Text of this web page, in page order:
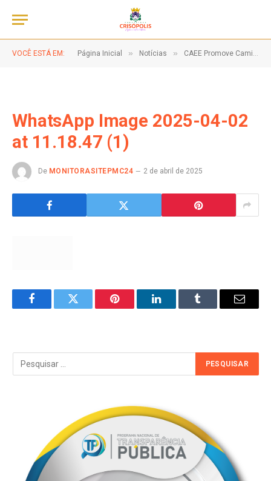
VOCÊ ESTÁ EM: Página Inicial » Notícias » CAEE Promove Caminhada com Alunos, Pais e Professores em Defesa da Inclusão!
WhatsApp Image 2025-04-02
at 11.18.47 (1)
De MONITORASITEPMC24 2 de abril de 2025
FacebookTwitter Pinterest LinkedInTumblr Email